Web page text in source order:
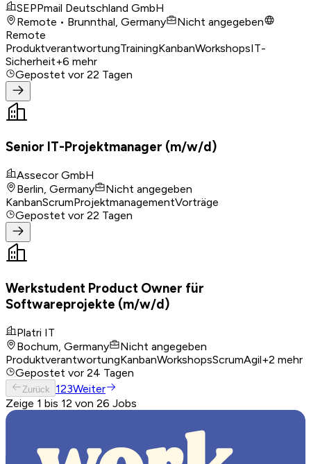
SEPPmail Deutschland GmbH
Remote • Brunnthal, Germany
Nicht angegeben
Remote
ProduktverantwortungTrainingKanbanWorkshopsIT-
Sicherheit+6 mehr
Gepostet vor 22 Tagen
Senior IT-Projektmanager (m/w/d)
Assecor GmbH
Berlin, Germany
Nicht angegeben
KanbanScrumProjektmanagementVorträge
Gepostet vor 22 Tagen
Werkstudent Product Owner für
Softwareprojekte (m/w/d)
Platri IT
Bochum, Germany
Nicht angegeben
ProduktverantwortungKanbanWorkshopsScrumAgil+2 mehr
Gepostet vor 24 Tagen
Zurück 123Weiter
Zeige 1 bis 12 von 26 Jobs